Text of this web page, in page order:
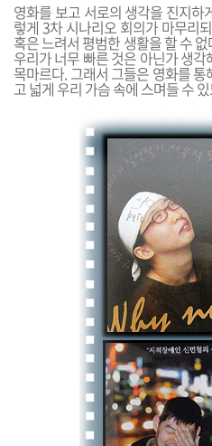
영화를 보고 서로의 생각을 진지
렇게 3차 시나리오 회의가 마무리
혹은 느려서 평범한 생활을 할 수
우리가 너무 빠른 것은 아닌가 생
목마르다. 그래서 그들은 영화를
고 넓게 우리 가슴 속에 스며들 수